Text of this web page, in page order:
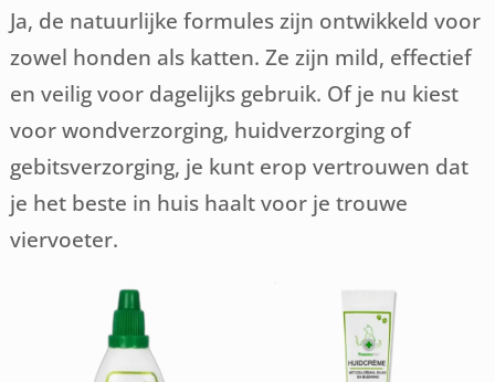
Ja, de natuurlijke formules zijn ontwikkeld voor
zowel honden als katten. Ze zijn mild, effectief
en veilig voor dagelijks gebruik. Of je nu kiest
voor wondverzorging, huidverzorging of
gebitsverzorging, je kunt erop vertrouwen dat
je het beste in huis haalt voor je trouwe
viervoeter.